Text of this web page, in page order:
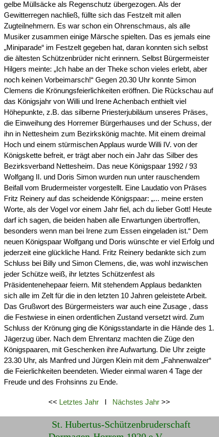
gelbe Müllsäcke als Regenschutz übergezogen. Als der
Gewitterregen nachließ, füllte sich das Festzelt mit allen
Zugteilnehmern. Es war schon ein Ohrenschmaus, als alle
Musiker zusammen einige Märsche spielten. Das es jemals eine
„Miniparade“ im Festzelt gegeben hat, daran konnten sich selbst
die ältesten Schützenbrüder nicht erinnern. Selbst Bürgermeister
Hilgers meinte: „Ich habe an der Theke schon vieles erlebt, aber
noch keinen Vorbeimarsch!“ Gegen 20.30 Uhr konnte Simon
Clemens die Krönungsfeierlichkeiten eröffnen. Die Rückschau auf
das Königsjahr von Willi und Irene Achenbach enthielt viel
Höhepunkte, z.B. das silberne Priesterjubiläum unseres Präses,
die Einweihung des Horremer Bürgerhauses und der Schuss, der
ihn in Nettesheim zum Bezirkskönig machte. Mit einem dreimal
Hoch und einem stürmischen Applaus wurde Willi IV. von der
Königskette befreit, er trägt aber noch ein Jahr das Silber des
Bezirksverband Nettesheim. Das neue Königspaar 1992 / 93
Wolfgang II. und Doris Simon wurden nun unter rauschendem
Beifall vom Brudermeister vorgestellt. Eine Laudatio von Präses
Fritz Reinery auf das scheidende Königspaar: „... meine ersten
Worte, als der Vogel vor einem Jahr fiel, ach du lieber Gott! Heute
darf ich sagen, die beiden haben alle Erwartungen übertroffen,
besonders wenn man bei Irene zum Essen eingeladen ist.“ Dem
neuen Königspaar Wolfgang und Doris wünschte er viel Erfolg und
jederzeit eine glückliche Hand. Fritz Reinery bedankte sich zum
Schluss bei Billy und Simon Clemens, die, was wohl inzwischen
jeder Schütze weiß, ihr letztes Schützenfest als
Präsidentenehepaar feiern. Mit stehendem Applaus bedankten
sich alle im Zelt für die in den letzten 10 Jahren geleistete Arbeit.
Das Grußwort des Bürgermeisters war auch eine Zusage , dass
die Festwiese in einen ordentlichen Zustand versetzt wird. Zum
Schluss der Krönung ging die Königsstandarte in die Hände des 1.
Jägerzug über. Nach dem Ehrentanz machten die Züge den
Königspaaren, mit Geschenken ihre Aufwartung. Die Uhr zeigte
23.30 Uhr, als Manfred und Jürgen Klein mit dem „Fahnenwalzer“
die Feierlichkeiten beendeten. Wieder einmal waren 4 Tage der
Freude und des Frohsinns zu Ende.
<< Letztes Jahr Nächstes Jahr >>
St. Hubertus-Schützenbruderschaft